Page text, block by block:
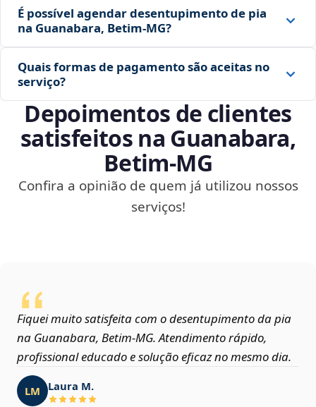
É possível agendar desentupimento de pia
na Guanabara, Betim‑MG?
Quais formas de pagamento são aceitas no
serviço?
Depoimentos de clientes
satisfeitos na Guanabara,
Betim‑MG
Confira a opinião de quem já utilizou nossos
serviços!
Fiquei muito satisfeita com o desentupimento da pia
na Guanabara, Betim‑MG. Atendimento rápido,
profissional educado e solução eficaz no mesmo dia.
LM Laura M.